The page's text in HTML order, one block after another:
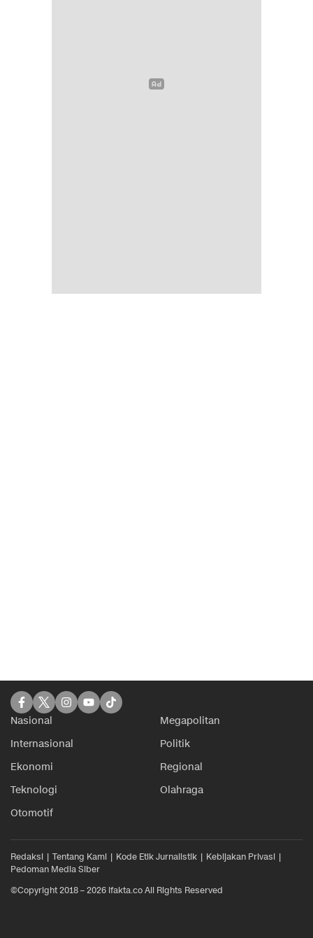
Nasional
Megapolitan
Internasional
Politik
Ekonomi
Regional
Teknologi
Olahraga
Otomotif
Redaksi Tentang Kami Kode Etik Jurnalistik
Kebijakan Privasi
Pedoman Media Siber
©Copyright 2018 – 2026 ifakta.co All Rights Reserved